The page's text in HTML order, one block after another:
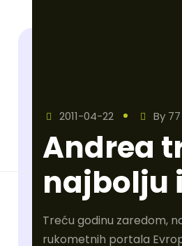
2011-04-22 By 77
Andrea
najbolju
Treću godinu zaredom,
rukometnih portala